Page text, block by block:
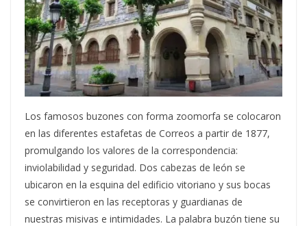
Los famosos buzones con forma zoomorfa se colocaron
en las diferentes estafetas de Correos a partir de 1877,
promulgando los valores de la correspondencia:
inviolabilidad y seguridad. Dos cabezas de león se
ubicaron en la esquina del edificio vitoriano y sus bocas
se convirtieron en las receptoras y guardianas de
nuestras misivas e intimidades. La palabra buzón tiene su